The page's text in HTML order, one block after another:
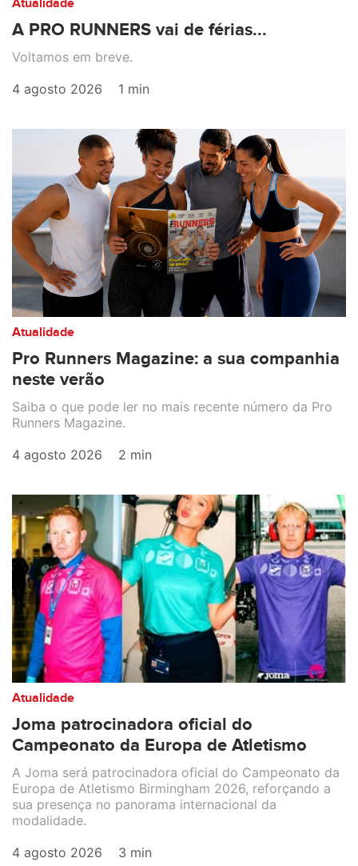
Atualidade
A PRO RUNNERS vai de férias...
Voltamos em breve.
4 agosto 2026
1 min
Atualidade
Pro Runners Magazine: a sua companhia
neste verão
Saiba o que pode ler no mais recente número da Pro
Runners Magazine.
4 agosto 2026
2 min
Atualidade
Joma patrocinadora oficial do
Campeonato da Europa de Atletismo
A Joma será patrocinadora oficial do Campeonato da
Europa de Atletismo Birmingham 2026, reforçando a
sua presença no panorama internacional da
modalidade.
4 agosto 2026
3 min